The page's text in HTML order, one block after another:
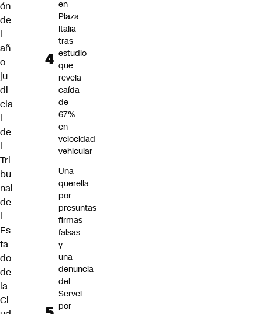
ón
de
l
añ
o
ju
di
cia
l
de
l
Tri
bu
nal
de
l
Es
ta
do
de
la
Ci
en
Plaza
Italia
tras
estudio
que
revela
caída
de
67%
en
velocidad
vehicular
Una
querella
por
presuntas
firmas
falsas
y
una
denuncia
del
Servel
por